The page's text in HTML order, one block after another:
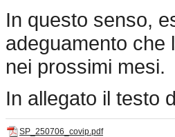
In questo senso,
adeguamento che
nei prossimi mesi.
In allegato il testo
SP_250706_covip.pdf